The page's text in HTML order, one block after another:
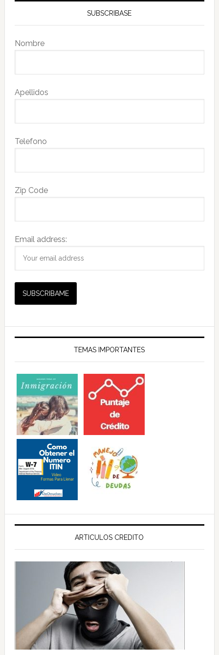
SUBSCRIBASE
Nombre
Apellidos
Telefono
Zip Code
Email address:
TEMAS IMPORTANTES
ARTICULOS CREDITO